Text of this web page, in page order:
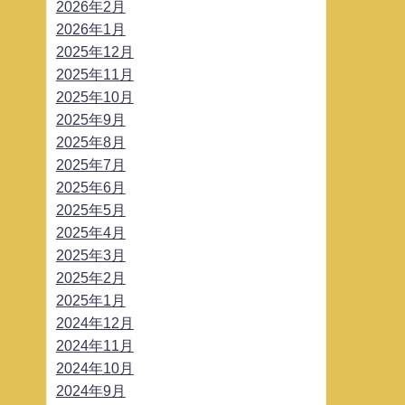
2026年2月
2026年1月
2025年12月
2025年11月
2025年10月
2025年9月
2025年8月
2025年7月
2025年6月
2025年5月
2025年4月
2025年3月
2025年2月
2025年1月
2024年12月
2024年11月
2024年10月
2024年9月